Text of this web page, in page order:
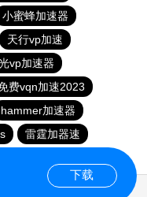
小蜜蜂加速器
天行vp加速
vp加速器
费vqn加速2023
hammer加速器
雷霆加器速
下载